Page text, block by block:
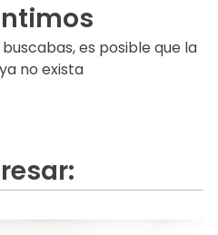
es posible que la
no exista